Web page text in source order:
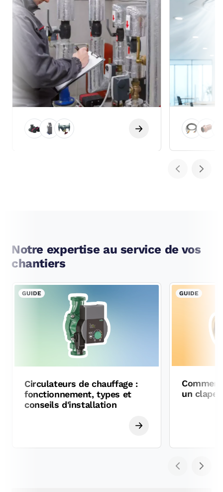
Notre expertise au service de vos
chantiers
GUIDE
Circulateurs de chauffage :
fonctionnement, types et
conseils d'installation
GUIDE
un